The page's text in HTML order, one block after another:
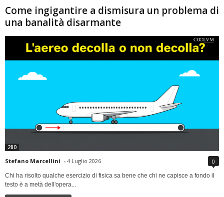
Come ingigantire a dismisura un problema di
una banalità disarmante
280
Stefano Marcellini - 4 Luglio 2026 0
Chi ha risolto qualche esercizio di fisica sa bene che chi ne capisce a fondo il
testo è a metà dell'opera...